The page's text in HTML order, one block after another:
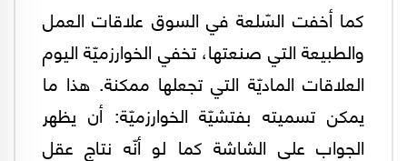
كما أخفت السّلعة في السوق علاقات العمل
والطبيعة التي صنعتها، تخفي الخوارزميّة اليوم
العلاقات الماديّة التي تجعلها ممكنة. هذا ما
يمكن تسميته بفتشيّة الخوارزميّة: أن يظهر
الجواب على الشاشة كما لو أنّه نتاج عقلٍ